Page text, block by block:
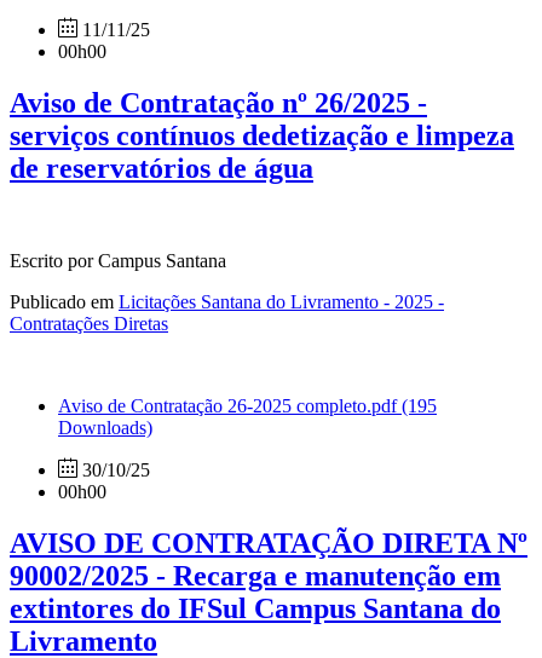
11/11/25
00h00
Aviso de Contratação nº 26/2025 -
serviços contínuos dedetização e limpeza
de reservatórios de água
Escrito por Campus Santana
Publicado em Licitações Santana do Livramento - 2025 -
Contratações Diretas
Aviso de Contratação 26-2025 completo.pdf(195
Downloads)
30/10/25
00h00
AVISO DE CONTRATAÇÃO DIRETA Nº
90002/2025 - Recarga e manutenção em
extintores do IFSul Campus Santana do
Livramento